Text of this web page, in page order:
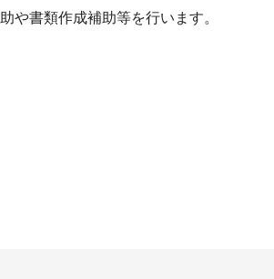
や書類作成補助等を行います。